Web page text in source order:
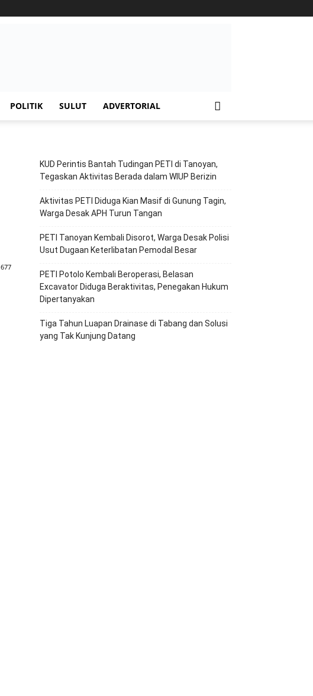
POLITIK SULUT ADVERTORIAL
677
KUD Perintis Bantah Tudingan PETI di Tanoyan,
Tegaskan Aktivitas Berada dalam WIUP Berizin
Aktivitas PETI Diduga Kian Masif di Gunung Tagin,
Warga Desak APH Turun Tangan
PETI Tanoyan Kembali Disorot, Warga Desak Polisi
Usut Dugaan Keterlibatan Pemodal Besar
PETI Potolo Kembali Beroperasi, Belasan
Excavator Diduga Beraktivitas, Penegakan Hukum
Dipertanyakan
Tiga Tahun Luapan Drainase di Tabang dan Solusi
yang Tak Kunjung Datang